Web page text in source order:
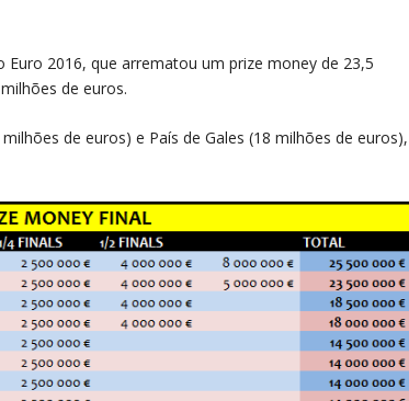
2016, que arrematou um prize money de 23,5
de euros.
de euros) e País de Gales (18 milhões de euros),